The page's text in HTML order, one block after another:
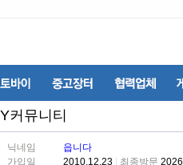
커뮤니티
닉네임
읍니다
가입일
2010.12.23 최종방문